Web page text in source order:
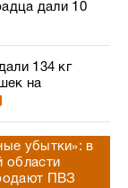
дали 10
134 кг
на
убытки»: в
области
ПВЗ